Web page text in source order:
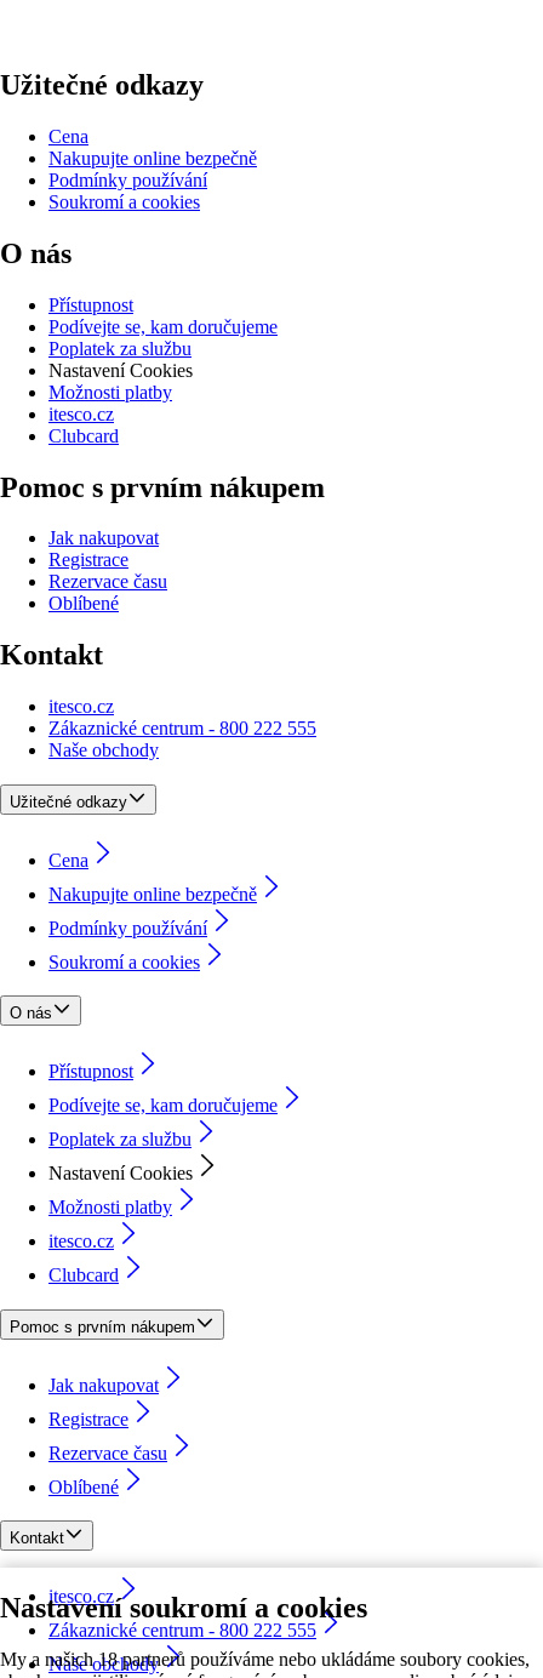
Nastavení soukromí a cookies
My a našich 18 partnerů používáme nebo ukládáme soubory cookies,
Užitečné odkazy
Cena
Nakupujte online bezpečně
Podmínky používání
Soukromí a cookies
O nás
Přístupnost
Podívejte se, kam doručujeme
Poplatek za službu
Nastavení Cookies
Možnosti platby
itesco.cz
Clubcard
Pomoc s prvním nákupem
Jak nakupovat
Registrace
Rezervace času
Oblíbené
Kontakt
itesco.cz
Zákaznické centrum - 800 222 555
Naše obchody
Užitečné odkazy
Cena
Nakupujte online bezpečně
Podmínky používání
Soukromí a cookies
O nás
Přístupnost
Podívejte se, kam doručujeme
Poplatek za službu
Nastavení Cookies
Možnosti platby
itesco.cz
Clubcard
Pomoc s prvním nákupem
Jak nakupovat
Registrace
Rezervace času
Oblíbené
Kontakt
itesco.cz
Zákaznické centrum - 800 222 555
Naše obchody